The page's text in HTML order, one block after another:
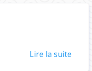
Lire la suite